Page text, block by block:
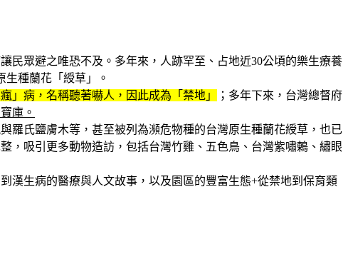
民眾避之唯恐不及。多年來，人跡罕至、占地近30公頃的樂生療養
種蘭花「綬草」。
」病，名稱聽著嚇人，因此成為「禁地」
；多年下來，台灣總督府
庫。
羅氏鹽膚木等，甚至被列為瀕危物種的台灣原生種蘭花綬草，也已
，吸引更多動物造訪，包括台灣竹雞、五色鳥、台灣紫嘯鶇、繡眼
漢生病的醫療與人文故事，以及園區的豐富生態+從禁地到保育類